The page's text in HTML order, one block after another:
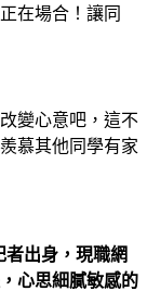
在場合！讓同
變心意吧，這不
慕其他同學有家
者出身，現職網
心思細膩敏感的